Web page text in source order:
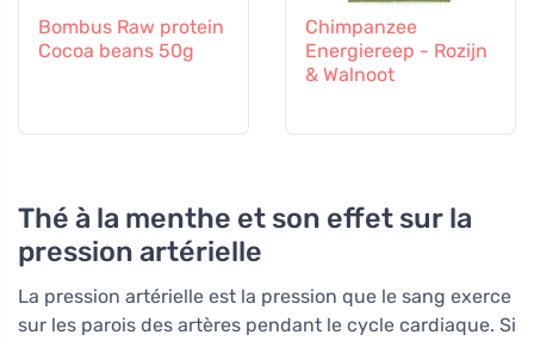
Bombus Raw protein
Cocoa beans 50g
Chimpanzee
Energiereep - Rozijn
& Walnoot
Thé à la menthe et son effet sur la
pression artérielle
La pression artérielle est la pression que le sang exerce
sur les parois des artères pendant le cycle cardiaque. Si